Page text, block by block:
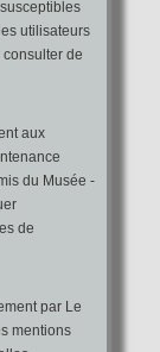
utilisateurs
de
aux
du Musée -
de
par Le
mentions